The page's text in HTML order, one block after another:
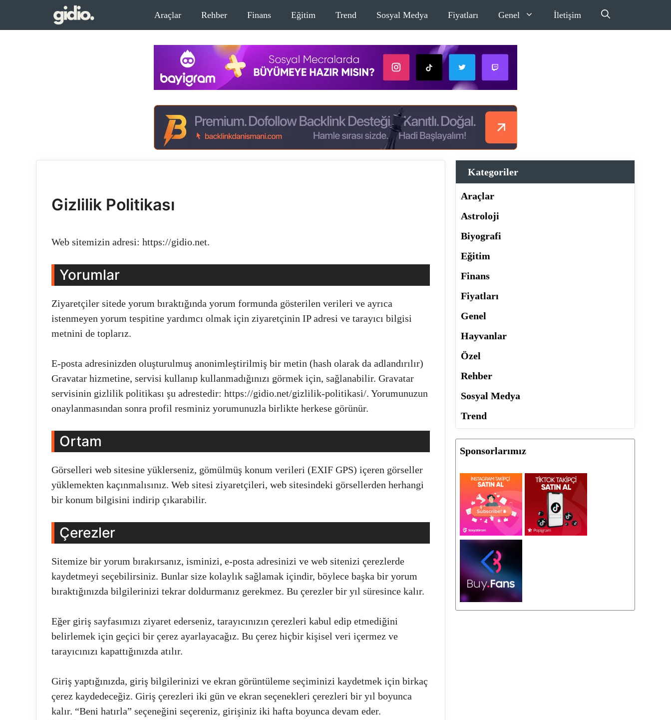
Araçlar Rehber Finans Eğitim Trend Sosyal Medya Fiyatları Genel İletişim
Gizlilik Politikası
Web sitemizin adresi: https://gidio.net.
Yorumlar
Ziyaretçiler sitede yorum bıraktığında yorum formunda gösterilen verileri ve ayrıca
istenmeyen yorum tespitine yardımcı olmak için ziyaretçinin IP adresi ve tarayıcı bilgisi
metnini de toplarız.
E-posta adresinizden oluşturulmuş anonimleştirilmiş bir metin (hash olarak da adlandırılır)
Gravatar hizmetine, servisi kullanıp kullanmadığınızı görmek için, sağlanabilir. Gravatar
servisinin gizlilik politikası şu adrestedir: https://gidio.net/gizlilik-politikasi/. Yorumunuzun
onaylanmasından sonra profil resminiz yorumunuzla birlikte herkese görünür.
Ortam
Görselleri web sitesine yüklerseniz, gömülmüş konum verileri (EXIF GPS) içeren görseller
yüklemekten kaçınmalısınız. Web sitesi ziyaretçileri, web sitesindeki görsellerden herhangi
bir konum bilgisini indirip çıkarabilir.
Çerezler
Sitemize bir yorum bırakırsanız, isminizi, e-posta adresinizi ve web sitenizi çerezlerde
kaydetmeyi seçebilirsiniz. Bunlar size kolaylık sağlamak içindir, böylece başka bir yorum
bıraktığınızda bilgilerinizi tekrar doldurmanız gerekmez. Bu çerezler bir yıl süresince kalır.
Eğer giriş sayfasımızı ziyaret ederseniz, tarayıcınızın çerezleri kabul edip etmediğini
belirlemek için geçici bir çerez ayarlayacağız. Bu çerez hiçbir kişisel veri içermez ve
tarayıcınızı kapattığınızda atılır.
Giriş yaptığınızda, giriş bilgilerinizi ve ekran görüntüleme seçiminizi kaydetmek için birkaç
çerez kaydedeceğiz. Giriş çerezleri iki gün ve ekran seçenekleri çerezleri bir yıl boyunca
kalır. “Beni hatırla” seçeneğini seçereniz, girişiniz iki hafta boyunca devam eder.
Kategoriler
Araçlar
Astroloji
Biyografi
Eğitim
Finans
Fiyatları
Genel
Hayvanlar
Özel
Rehber
Sosyal Medya
Trend
Sponsorlarımız